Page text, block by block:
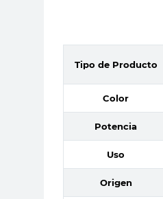
Tipo de Producto
Color
Potencia
Uso
Origen